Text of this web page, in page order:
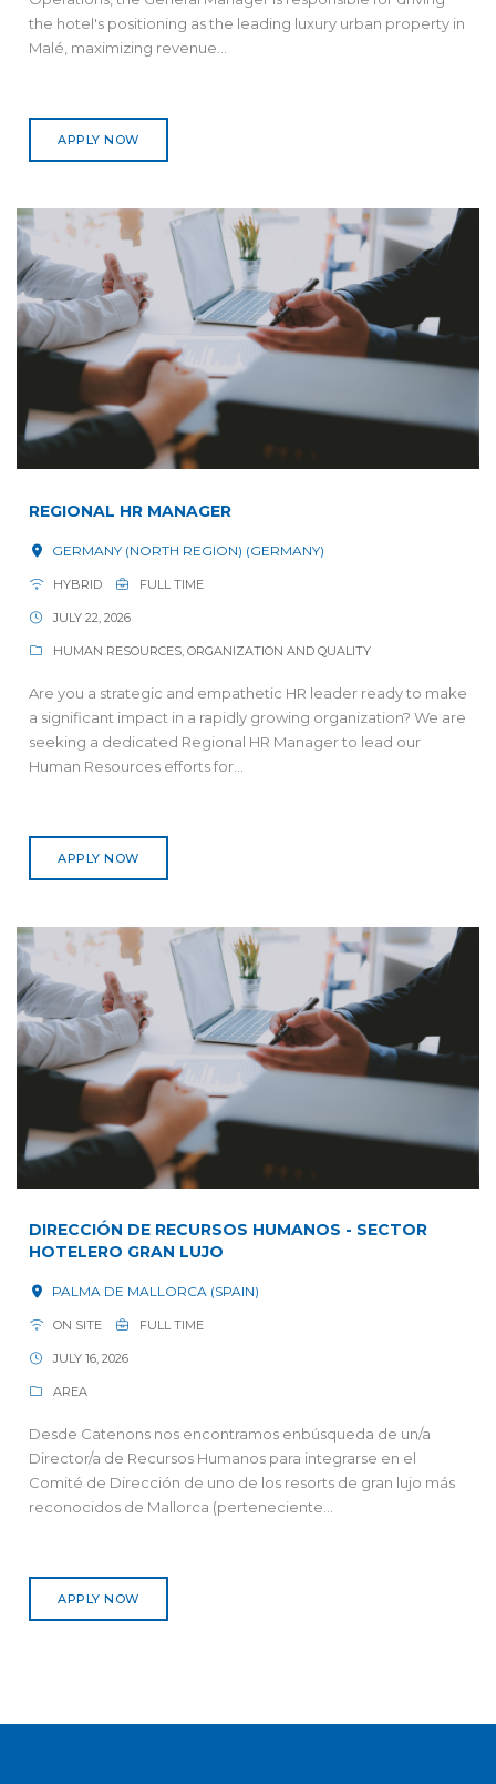
the hotel's positioning as the leading luxury urban property in
Malé, maximizing revenue...
APPLY NOW
REGIONAL HR MANAGER
GERMANY (NORTH REGION) (GERMANY)
HYBRID FULL TIME
JULY 22, 2026
HUMAN RESOURCES, ORGANIZATION AND QUALITY
Are you a strategic and empathetic HR leader ready to make
a significant impact in a rapidly growing organization? We are
seeking a dedicated Regional HR Manager to lead our
Human Resources efforts for...
APPLY NOW
DIRECCIÓN DE RECURSOS HUMANOS - SECTOR
HOTELERO GRAN LUJO
PALMA DE MALLORCA (SPAIN)
ON SITE FULL TIME
JULY 16, 2026
AREA
Desde Catenons nos encontramos enbúsqueda de un/a
Director/a de Recursos Humanos para integrarse en el
Comité de Dirección de uno de los resorts de gran lujo más
reconocidos de Mallorca (perteneciente...
APPLY NOW